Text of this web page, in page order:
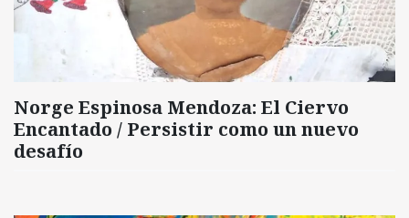
Norge Espinosa Mendoza: El Ciervo
Encantado / Persistir como un nuevo
desafío